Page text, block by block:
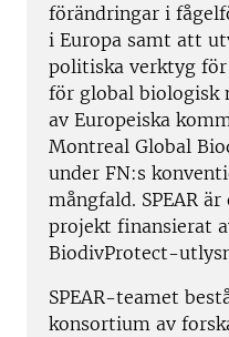
förändringar i
i Europa samt att
politiska verktyg
för global biologisk
av Europeiska
Montreal Global
under FN:s
mångfald. SPEAR är
projekt finansierat
BiodivProtect-
SPEAR-teamet
konsortium av